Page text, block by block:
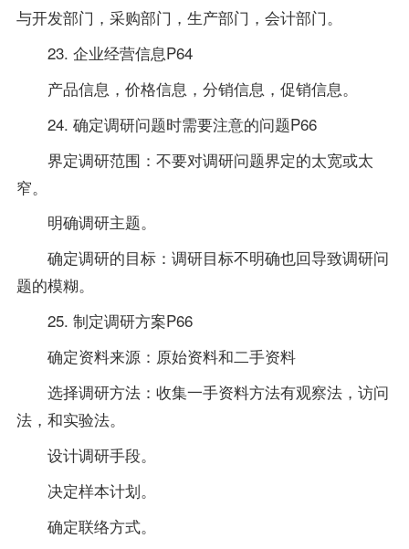
与开发部门，采购部门，生产部门，会计部门。
23. 企业经营信息P64
产品信息，价格信息，分销信息，促销信息。
24. 确定调研问题时需要注意的问题P66
界定调研范围：不要对调研问题界定的太宽或太
窄。
明确调研主题。
确定调研的目标：调研目标不明确也回导致调研问
题的模糊。
25. 制定调研方案P66
确定资料来源：原始资料和二手资料
选择调研方法：收集一手资料方法有观察法，访问
法，和实验法。
设计调研手段。
决定样本计划。
确定联络方式。